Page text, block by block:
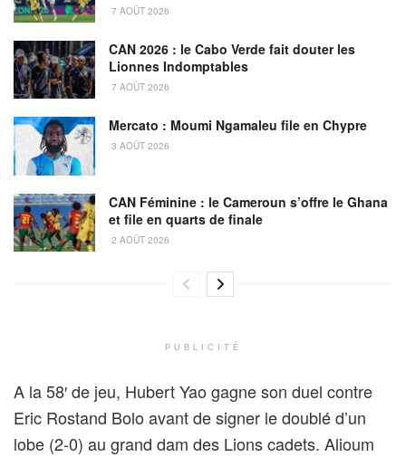
7 AOÛT 2026
CAN 2026 : le Cabo Verde fait douter les
Lionnes Indomptables
7 AOÛT 2026
Mercato : Moumi Ngamaleu file en Chypre
3 AOÛT 2026
CAN Féminine : le Cameroun s’offre le Ghana
et file en quarts de finale
2 AOÛT 2026
PUBLICITÉ
A la 58′ de jeu, Hubert Yao gagne son duel contre
Eric Rostand Bolo avant de signer le doublé d’un
lobe (2-0) au grand dam des Lions cadets. Alioum